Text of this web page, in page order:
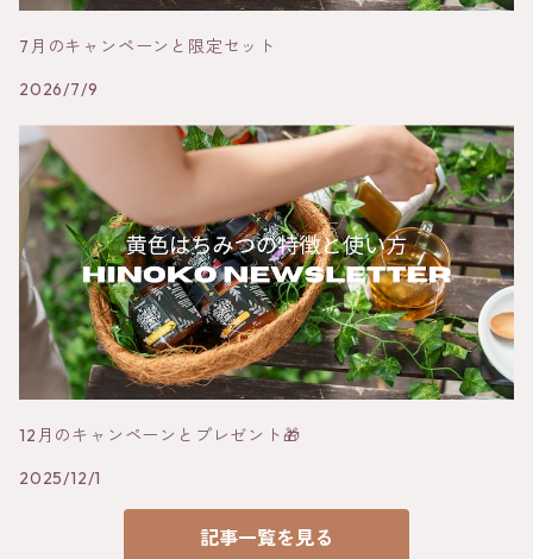
7月のキャンペーンと限定セット
2026/7/9
12月のキャンペーンとプレゼント🎁
2025/12/1
記事一覧を見る